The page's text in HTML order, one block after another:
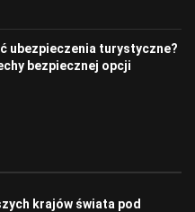
ubezpieczenia turystyczne?
bezpiecznej opcji
krajów świata pod